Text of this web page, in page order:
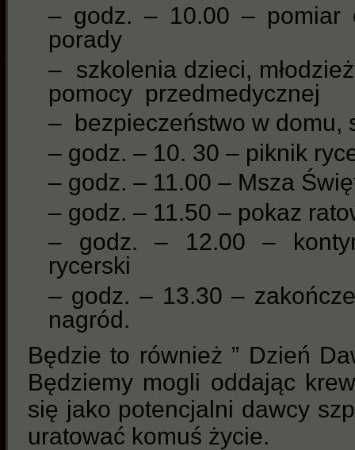
– godz. – 10.00 – pomiar
porady
– szkolenia dzieci,
pomocy przedmedycznej
– bezpieczeństwo w domu,
– godz. – 10. 30 – piknik
– godz. – 11.00 – Msza
– godz. – 11.50 – pokaz
– godz. – 12.00 –
rycerski
– godz. – 13.30 –
nagród.
Będzie to również ” Dzień
Będziemy mogli oddając
się jako potencjalni dawcy
uratować komuś życie.